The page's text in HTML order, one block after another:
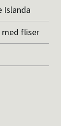
Islanda
fliser